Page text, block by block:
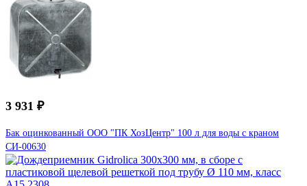
3 931 ₽
Бак оцинкованный ООО "ПК ХозЦентр" 100 л для воды с краном
СИ-00630